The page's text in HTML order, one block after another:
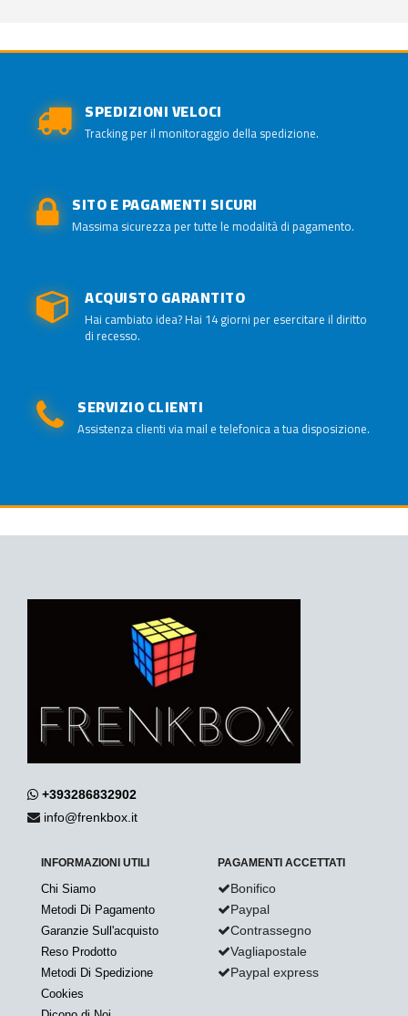
SPEDIZIONI VELOCI
Tracking per il monitoraggio della spedizione.
SITO E PAGAMENTI SICURI
Massima sicurezza per tutte le modalità di pagamento.
ACQUISTO GARANTITO
Hai cambiato idea? Hai 14 giorni per esercitare il diritto
di recesso.
SERVIZIO CLIENTI
Assistenza clienti via mail e telefonica a tua disposizione.
+393286832902
info@frenkbox.it
INFORMAZIONI UTILI
Chi Siamo
Metodi Di Pagamento
Garanzie Sull'acquisto
Reso Prodotto
Metodi Di Spedizione
Cookies
PAGAMENTI ACCETTATI
Bonifico
Paypal
Contrassegno
Vagliapostale
Paypal express